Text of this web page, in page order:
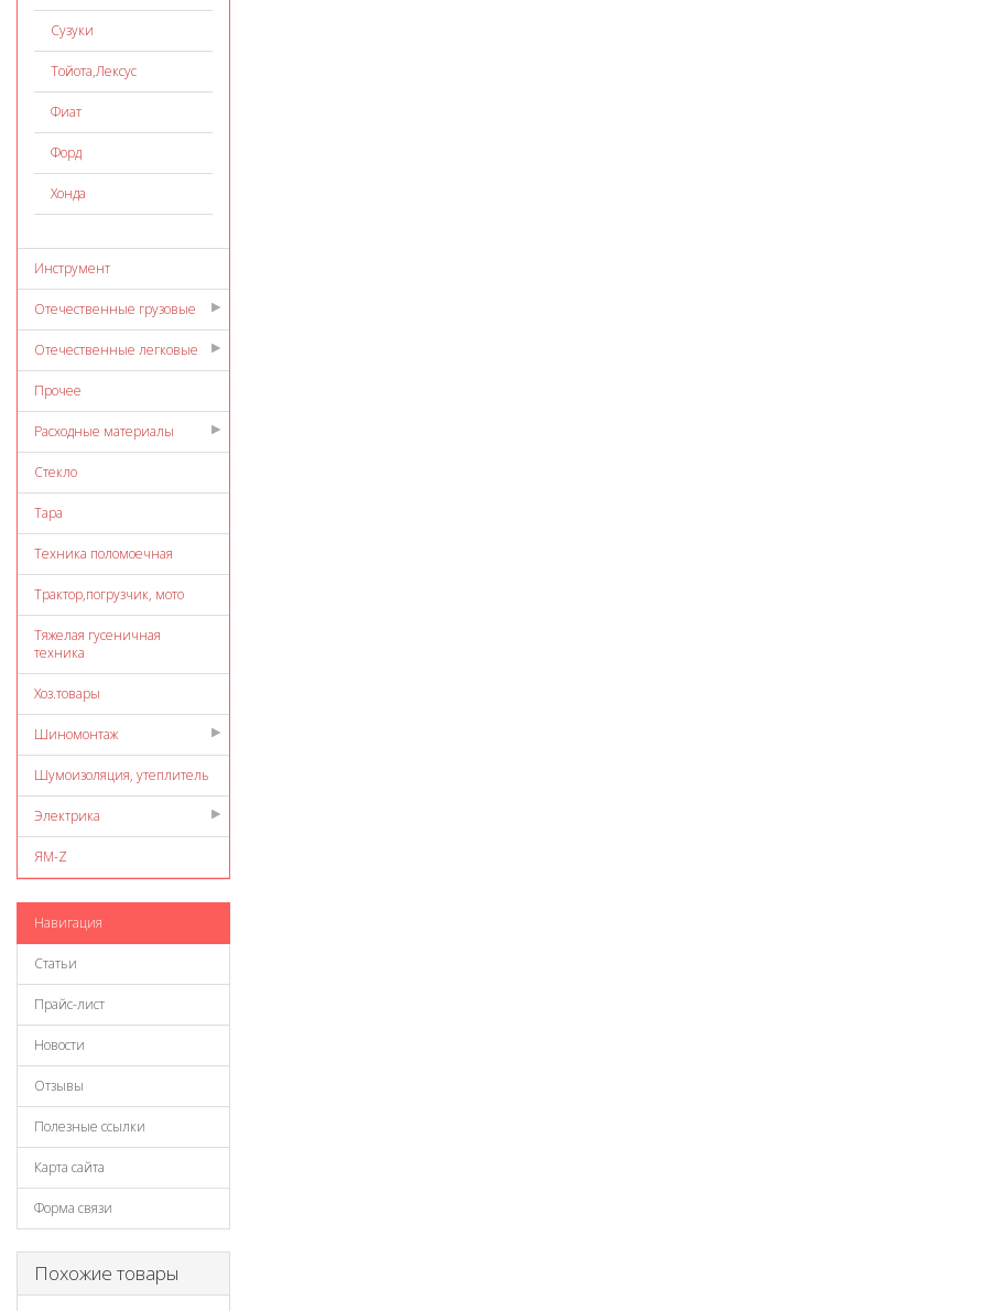
Сузуки
Тойота,Лексус
Фиат
Форд
Хонда
Инструмент
Отечественные грузовые
Отечественные легковые
Прочее
Расходные материалы
Стекло
Тара
Техника поломоечная
Трактор,погрузчик, мото
Тяжелая гусеничная
техника
Хоз.товары
Шиномонтаж
Шумоизоляция, утеплитель
Электрика
ЯМ-Z
Навигация
Статьи
Прайс-лист
Новости
Отзывы
Полезные ссылки
Карта сайта
Форма связи
Похожие товары